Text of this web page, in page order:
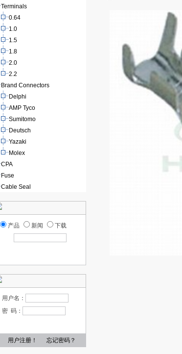
Terminals
0.64
1.0
1.5
1.8
2.0
2.2
Brand Connectors
Delphi
AMP Tyco
Sumitomo
Deutsch
Yazaki
Molex
CPA
Fuse
Cable Seal
产品 新闻 下载
用户名：
密 码：
用户注册！ 忘记密码？